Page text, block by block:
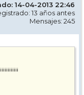
14-04-2013 22:46
13 años antes
Mensajes: 245